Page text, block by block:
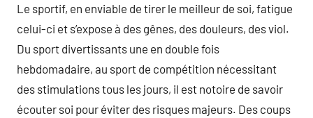
Le sportif, en enviable de tirer le meilleur de soi, fatigue
celui-ci et s’expose à des gênes, des douleurs, des viol.
Du sport divertissants une en double fois
hebdomadaire, au sport de compétition nécessitant
des stimulations tous les jours, il est notoire de savoir
écouter soi pour éviter des risques majeurs. Des coups